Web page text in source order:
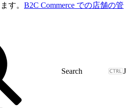
す。 B2C Commerce での店舗の管
J